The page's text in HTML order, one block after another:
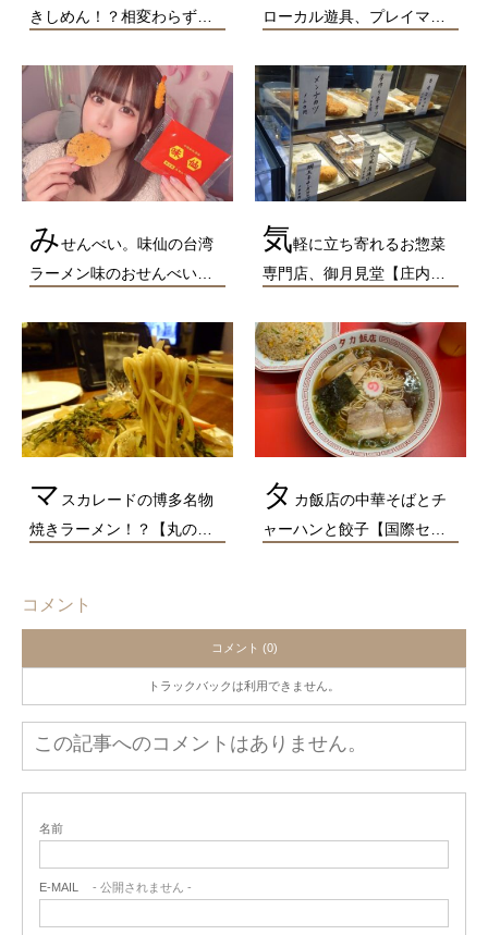
きしめん！？相変わらず…
ローカル遊具、プレイマ…
みせんべい。味仙の台湾
ラーメン味のおせんべい…
気軽に立ち寄れるお惣菜
専門店、御月見堂【庄内…
マ スカレードの博多名物
焼きラーメン！？【丸の…
タ カ飯店の中華そばとチ
ャーハンと餃子【国際セ…
コメント
コメント (0)
トラックバックは利用できません。
この記事へのコメントはありません。
名前
E-MAIL - 公開されません -